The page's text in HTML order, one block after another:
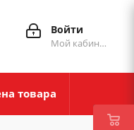
Войти
Мой кабинет
товара